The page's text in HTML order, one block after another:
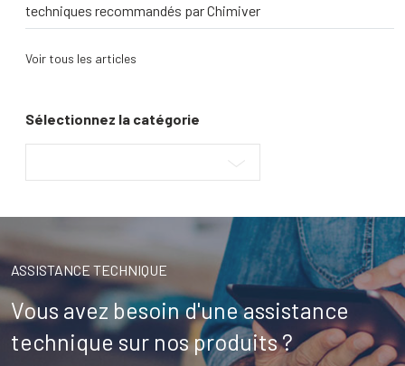
techniques recommandés par Chimiver
Voir tous les articles
Sélectionnez la catégorie
ASSISTANCE TECHNIQUE
Vous avez besoin d'une assistance
technique sur nos produits ?